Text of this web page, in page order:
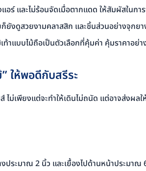
แอร์ และไม่ร้อนจัดเมื่อตากแดด ให้สัมผัสในก
ยังดูสวยงามคลาสสิก และชิ้นส่วนอย่างจุกยา
าแบบไม้ถือเป็นตัวเลือกที่คุ้มค่า คุ้มราคาอย่า
ให้พอดีกับสรีระ
ม่เพียงแต่จะทำให้เดินไม่ถนัด แต่อาจส่งผล
ประมาณ 2 นิ้ว และเยื้องไปด้านหน้าประมาณ